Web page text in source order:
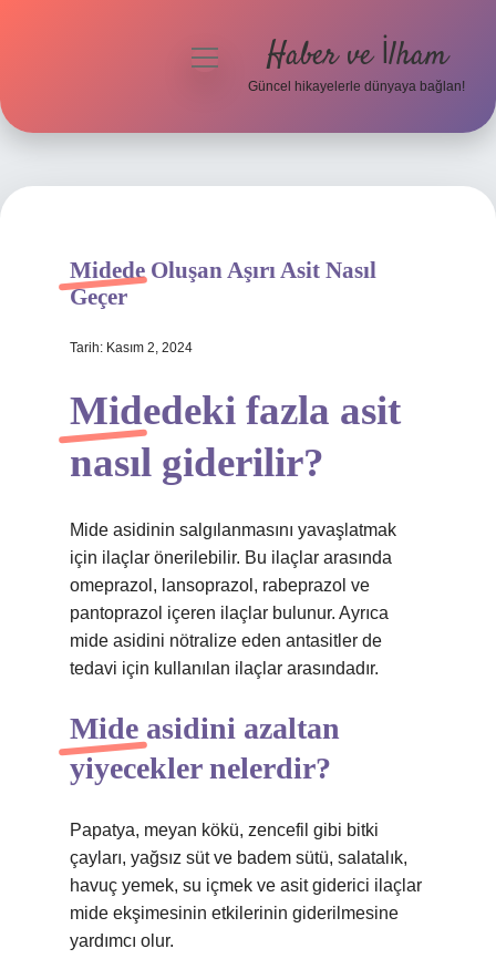
Hakkımızda
menüyü
Haber ve İlham
Güncel hikayelerle dünyaya bağlan!
Midede Oluşan Aşırı Asit Nasıl
Geçer
Tarih: Kasım 2, 2024
Midedeki fazla asit
nasıl giderilir?
Mide asidinin salgılanmasını yavaşlatmak
için ilaçlar önerilebilir. Bu ilaçlar arasında
omeprazol, lansoprazol, rabeprazol ve
pantoprazol içeren ilaçlar bulunur. Ayrıca
mide asidini nötralize eden antasitler de
tedavi için kullanılan ilaçlar arasındadır.
Mide asidini azaltan
yiyecekler nelerdir?
Papatya, meyan kökü, zencefil gibi bitki
çayları, yağsız süt ve badem sütü, salatalık,
havuç yemek, su içmek ve asit giderici ilaçlar
mide ekşimesinin etkilerinin giderilmesine
yardımcı olur.